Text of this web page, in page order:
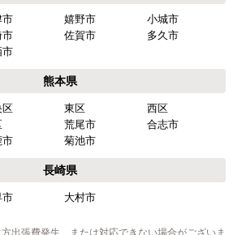
市 嬉野市
小城市
市 佐賀市
多久市
市
熊本県
区 東区
西区
荒尾市
合志市
市 菊池市
長崎県
市 大村市
出張費発生、または対応できない場合がございま